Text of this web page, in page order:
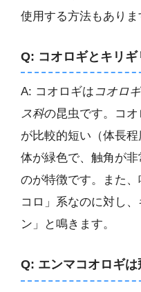
使用する方法もありま
Q: コオロギとキリギ
A: コオロギはコオロ
ス科の昆虫です。コ
が比較的短い（体長
体が緑色で、触角が非
のが特徴です。また
コロ」系なのに対し
ン」と鳴きます。
Q: エンマコオロギは